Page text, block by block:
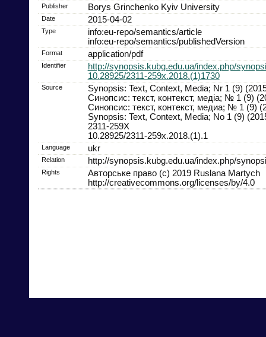
Publisher Borys Grinchenko Kyiv University
Date 2015-04-02
Type
info:eu-repo/semantics/article
info:eu-repo/semantics/publishedVersion
Format application/pdf
Identifier
http://synopsis.kubg.edu.ua/index.php/
10.28925/2311-259x.2018.(1)1730
Source
Synopsis: Text, Context, Media; Nr 1 (9)
Синопсис: текст, контекст, медіа; № 1 (9)
Синопсис: текст, контекст, медиа; № 1 (9)
Synopsis: Text, Context, Media; No 1 (9)
2311-259X
10.28925/2311-259x.2018.(1).1
Language ukr
Relation http://synopsis.kubg.edu.ua/index.php/
Rights
Авторське право (c) 2019 Ruslana Martych
http://creativecommons.org/licenses/by/4.0